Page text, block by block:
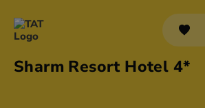
Sharm Resort Hotel 4*